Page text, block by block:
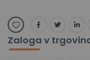
Zaloga v